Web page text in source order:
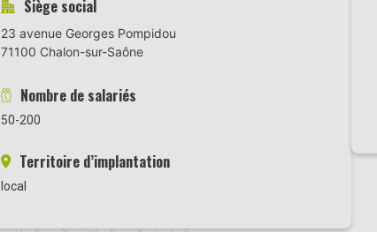
Siège social
23 avenue Georges Pompidou
71100 Chalon-sur-Saône
Nombre de salariés
50-200
Territoire d’implantation
local